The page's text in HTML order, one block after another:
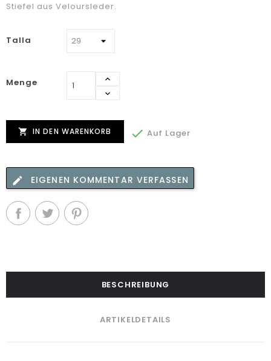
Stiefel aus Veloursleder.
Talla
Menge
 IN DEN WARENKORB  Auf Lager
EIGENEN KOMMENTAR VERFASSEN
BESCHREIBUNG
ARTIKELDETAILS